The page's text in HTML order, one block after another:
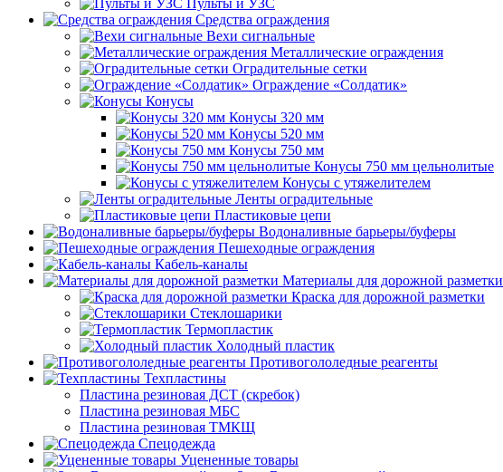
Пульты и УЗС
Средства ограждения
Вехи сигнальные
Металлические ограждения
Оградительные сетки
Ограждение «Солдатик»
Конусы
Конусы 320 мм
Конусы 520 мм
Конусы 750 мм
Конусы 750 мм цельнолитые
Конусы с утяжелителем
Ленты оградительные
Пластиковые цепи
Водоналивные барьеры/буферы
Пешеходные ограждения
Кабель-каналы
Материалы для дорожной разметки
Краска для дорожной разметки
Стеклошарики
Термопластик
Холодный пластик
Противогололедные реагенты
Техпластины
Пластина резиновая ДСТ (скребок)
Пластина резиновая МБС
Пластина резиновая ТМКЩ
Спецодежда
Уцененные товары